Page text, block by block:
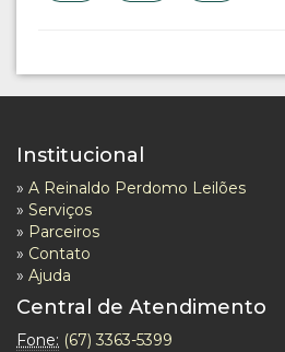
Institucional
» A Reinaldo Perdomo Leilões
» Serviços
» Parceiros
» Contato
» Ajuda
Central de Atendimento
Fone: (67) 3363-5399